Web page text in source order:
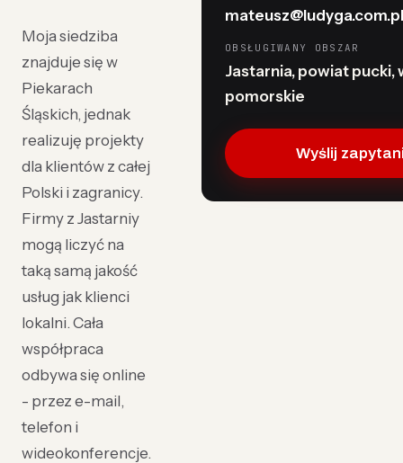
Moja siedziba
znajduje się w
Piekarach
Śląskich, jednak
realizuję projekty
dla klientów z całej
Polski i zagranicy.
Firmy z Jastarniy
mogą liczyć na
taką samą jakość
usług jak klienci
lokalni. Cała
współpraca
odbywa się online
- przez e-mail,
telefon i
wideokonferencje.
mateusz@ludyga.com.pl
OBSŁUGIWANY OBSZAR
Jastarnia, powiat pucki,
pomorskie
Wyślij